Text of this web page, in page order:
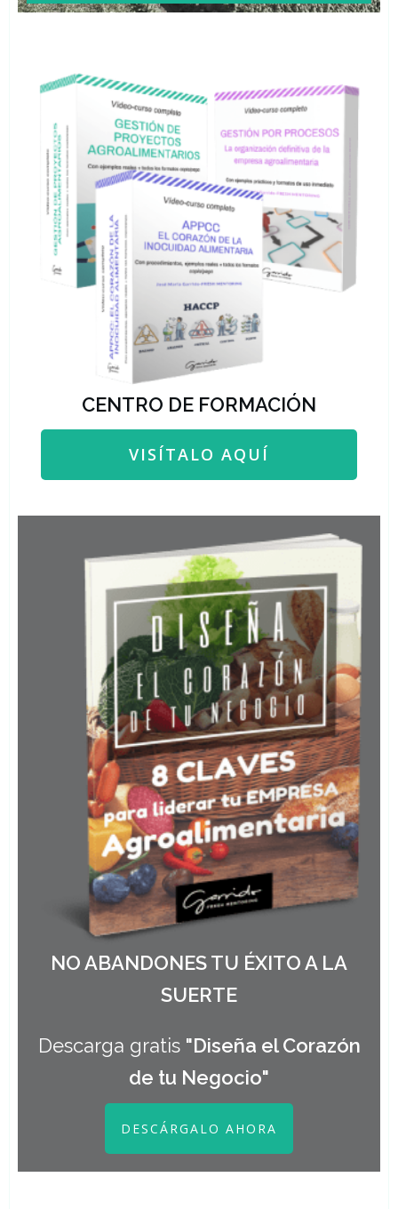
CENTRO DE FORMACIÓN
VISÍTALO AQUÍ
NO ABANDONES TU ÉXITO A LA
SUERTE
Descarga gratis "Diseña el Corazón
de tu Negocio"
DESCÁRGALO AHORA